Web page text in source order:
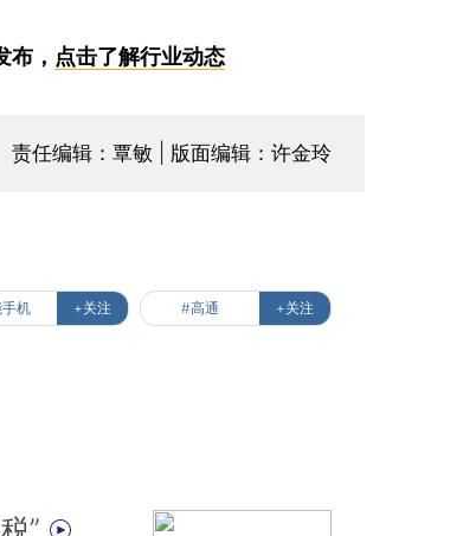
， 点击了解行业动态
责任编辑：覃敏 | 版面编辑：许金玲
机 +关注 #高通 +关注
”